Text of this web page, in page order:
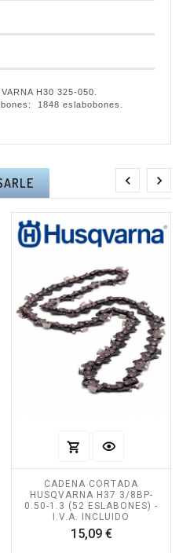
H30 325-050.
1848 eslabobones.
CADENA CORTADA
HUSQVARNA H37 3/8BP-
0.50-1.3 (52 ESLABONES) -
I.V.A. INCLUIDO
15,09 €Precio
 